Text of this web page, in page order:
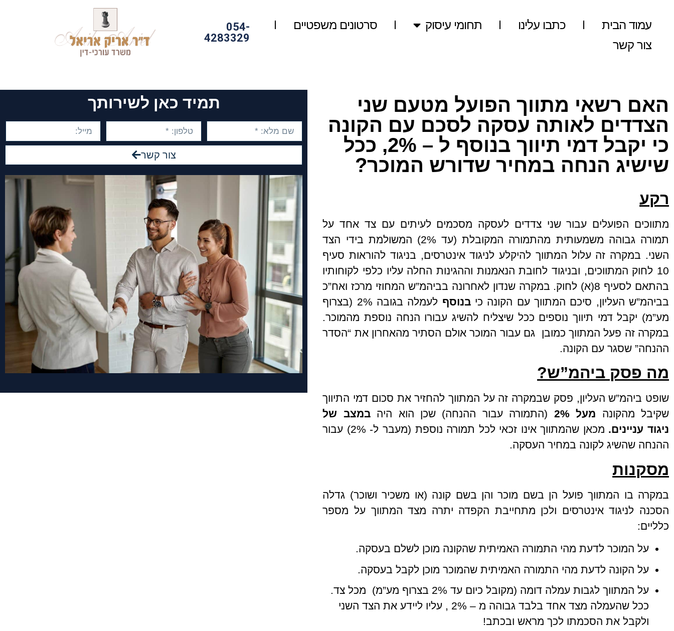
עמוד הבית כתבו עלינו תחומי עיסוק
סרטונים משפטיים
צור קשר
054-
4283329
האם רשאי מתווך הפועל מטעם שני
הצדדים לאותה עסקה לסכם עם הקונה
כי יקבל דמי תיווך בנוסף ל – 2%, ככל
שישיג הנחה במחיר שדורש המוכר?
רקע
מתווכים הפועלים עבור שני צדדים לעסקה מסכמים לעיתים עם צד אחד על
תמורה גבוהה משמעותית מהתמורה המקובלת (עד 2%) המשולמת בידי הצד
השני. במקרה זה עלול המתווך להיקלע לניגוד אינטרסים, בניגוד להוראות סעיף
10 לחוק המתווכים, ובניגוד לחובת הנאמנות וההגינות החלה עליו כלפי לקוחותיו
בהתאם לסעיף 8(א) לחוק. במקרה שנדון לאחרונה בביהמ”ש המחוזי מרכז ואח”כ
בביהמ”ש העליון, סיכם המתווך עם הקונה כיבנוסף
לעמלה בגובה 2% (בצרוף
מע”מ) יקבל דמי תיווך נוספים ככל שיצליח להשיג עבורו הנחה נוספת מהמוכר.
במקרה זה פעל המתווך כמובן גם עבור המוכר אולם הסתיר מהאחרון את “הסדר
ההנחה” שסגר עם הקונה.
מה פסק ביהמ”ש?
שופט ביהמ”ש העליון, פסק שבמקרה זה על המתווך להחזיר את סכום דמי התיווך
שקיבל מהקונה מעל 2% (התמורה עבור ההנחה) שכן הוא היהבמצב של
ניגוד עניינים.
מכאן שהמתווך אינו זכאי לכל תמורה נוספת (מעבר ל- 2%) עבור
ההנחה שהשיג לקונה במחיר העסקה.
מסקנות
במקרה בו המתווך פועל הן בשם מוכר והן בשם קונה (או משכיר ושוכר) גדלה
הסכנה לניגוד אינטרסים ולכן מתחייבת הקפדה יתרה מצד המתווך על מספר
כלליים:
על המוכר לדעת מהי התמורה האמיתית שהקונה מוכן לשלם בעסקה.
על הקונה לדעת מהי התמורה האמיתית שהמוכר מוכן לקבל בעסקה.
על המתווך לגבות עמלה דומה (מקובל כיום עד 2% בצרוף מע”מ) מכל צד.
ככל שהעמלה מצד אחד בלבד גבוהה מ – 2% , עליו ליידע את הצד השני
ולקבל את הסכמתו לכך מראש ובכתב!
תמיד כאן לשירותך
צור קשר